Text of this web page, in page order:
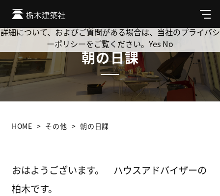
メ
ニ
ュ
朝の日課
HOME その他 朝の日課
おはようございます。 ハウスアドバイザーの
柏木です。
Cookie を使用して、お客様の活動を追跡してもよろしいです
か? 当社ではお客様のプライバシーを極めて重視しています。
詳細について、およびご質問がある場合は、当社のプライバシ
ーポリシーをご覧ください。 Yes No